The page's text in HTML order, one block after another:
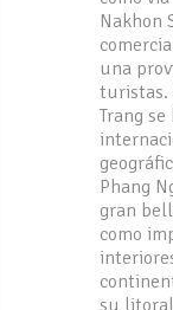
Nakhon
una
turistas.
Trang
Phang
gran
como